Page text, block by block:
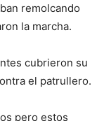
remolcando
la marcha.
cubrieron su
el patrullero.
pero estos